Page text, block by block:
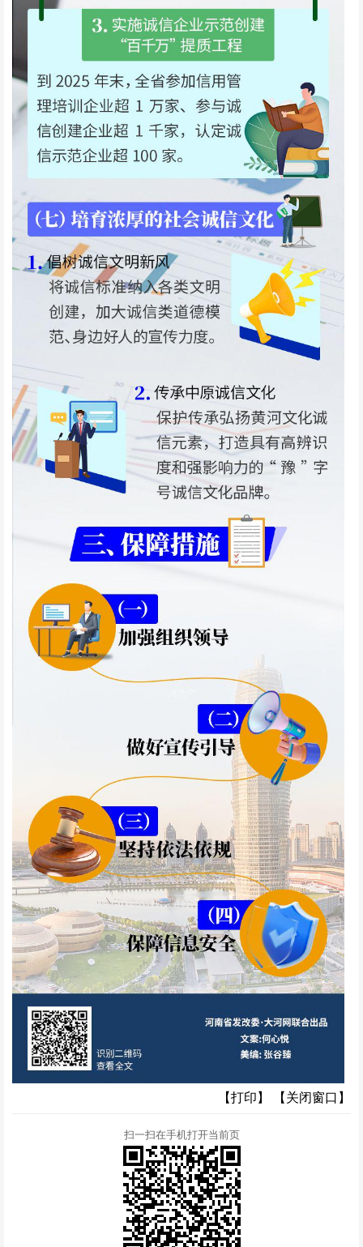
【打印】 【关闭窗口】
扫一扫在手机打开当前页